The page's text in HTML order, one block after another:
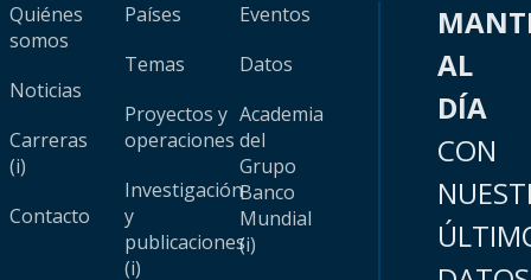
Quiénes
somos
Noticias
Carreras
(i)
Contacto
Países
Temas
Proyectos y
operaciones
Investigación
y
publicaciones
(i)
Eventos
Datos
Academia
del
Grupo
Banco
Mundial
(i)
AL
DÍA
CON